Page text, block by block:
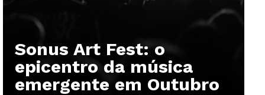
Sonus Art Fest: o
epicentro da música
emergente em Outubro